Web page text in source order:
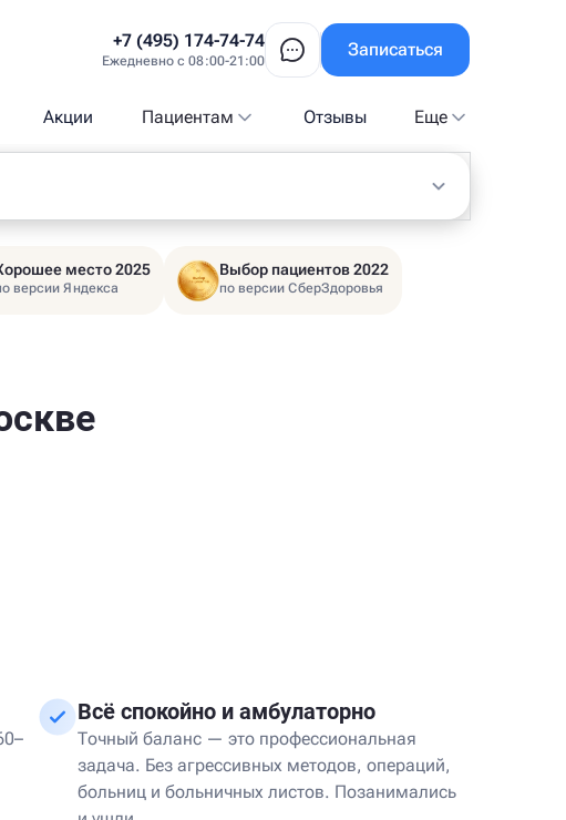
+7 (495) 174-74-74
Ежедневно с 08:00-21:00
Записаться
Акции Пациентам Отзывы Еще
место 2025
версии Яндекса
Выбор пациентов 2022
по версии СберЗдоровья
Всё спокойно и амбулаторно
Точный баланс — это профессиональная
задача. Без агрессивных методов, операций,
больниц и больничных листов. Позанимались